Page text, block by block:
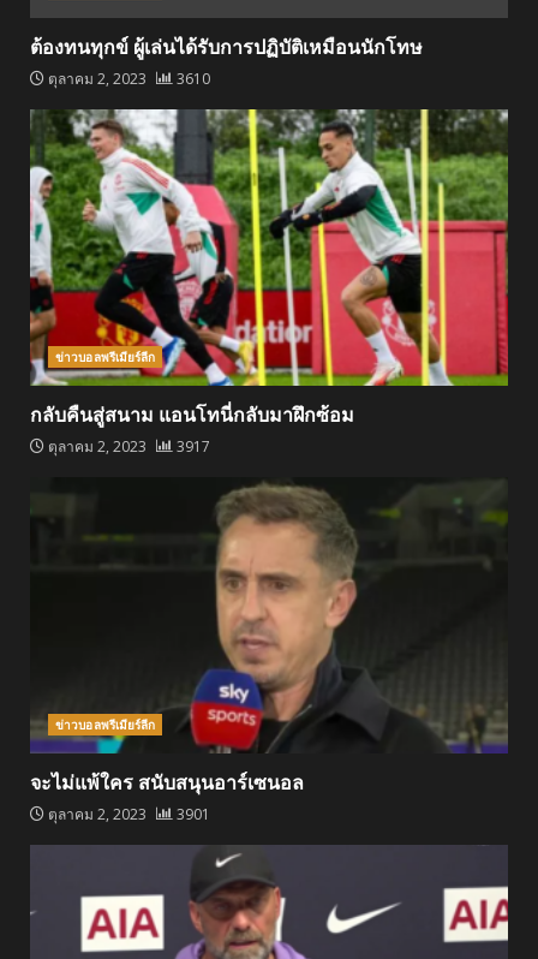
ต้องทนทุกข์ ผู้เล่นได้รับการปฏิบัติเหมือนนักโทษ
ตุลาคม 2, 2023 3610
ข่าวบอลพรีเมียร์ลีก
กลับคืนสู่สนาม แอนโทนี่กลับมาฝึกซ้อม
ตุลาคม 2, 2023 3917
ข่าวบอลพรีเมียร์ลีก
จะไม่แพ้ใคร สนับสนุนอาร์เซนอล
ตุลาคม 2, 2023 3901